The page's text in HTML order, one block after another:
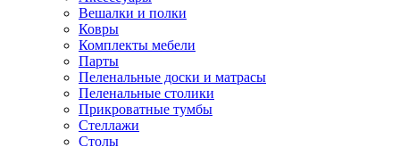
Вешалки и полки
Ковры
Комплекты мебели
Парты
Пеленальные доски и матрасы
Пеленальные столики
Прикроватные тумбы
Стеллажи
Столы